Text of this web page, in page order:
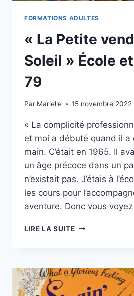
FORMATIONS ADULTES
« La Petite
Soleil » École
79
Par Marielle 15 novembre 2022
« La complicité
et moi a débuté quand il a
main. C’était en 1965. Il
un âge précoce dans un
n’existait pas. J’étais à
les cours pour
aventure. Donc vous
LIRE LA SUITE« LA
SOLEIL »
ÉCOLE
ET